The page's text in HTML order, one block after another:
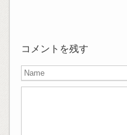
コメントを残す